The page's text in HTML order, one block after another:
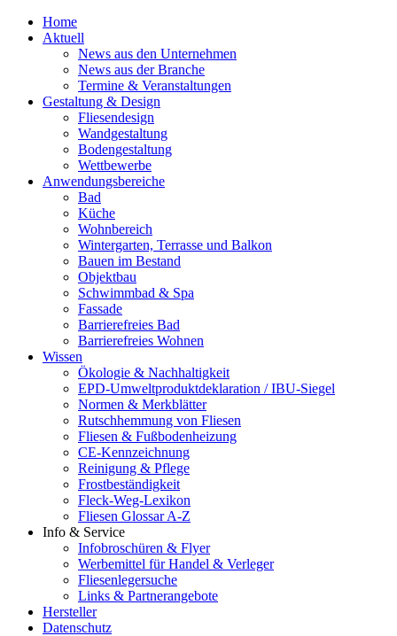
Home
Aktuell
News aus den Unternehmen
News aus der Branche
Termine & Veranstaltungen
Gestaltung & Design
Fliesendesign
Wandgestaltung
Bodengestaltung
Wettbewerbe
Anwendungsbereiche
Bad
Küche
Wohnbereich
Wintergarten, Terrasse und Balkon
Bauen im Bestand
Objektbau
Schwimmbad & Spa
Fassade
Barrierefreies Bad
Barrierefreies Wohnen
Wissen
Ökologie & Nachhaltigkeit
EPD-Umweltproduktdeklaration / IBU-Siegel
Normen & Merkblätter
Rutschhemmung von Fliesen
Fliesen & Fußbodenheizung
CE-Kennzeichnung
Reinigung & Pflege
Frostbeständigkeit
Fleck-Weg-Lexikon
Fliesen Glossar A-Z
Info & Service
Infobroschüren & Flyer
Werbemittel für Handel & Verleger
Fliesenlegersuche
Links & Partnerangebote
Hersteller
Datenschutz